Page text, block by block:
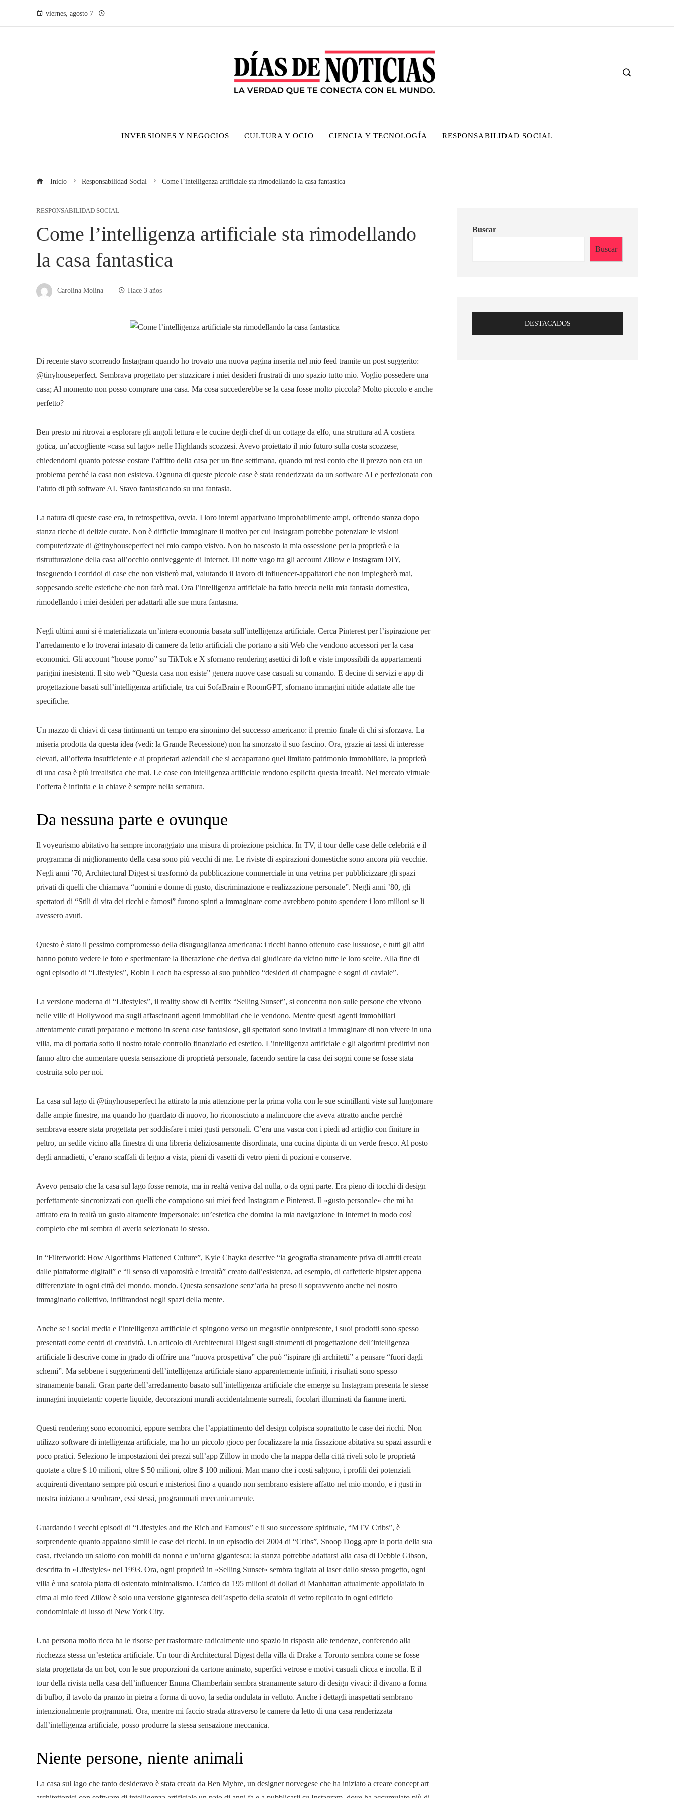
viernes, agosto 7
INVERSIONES Y NEGOCIOS CULTURA Y OCIO CIENCIA Y TECNOLOGÍA RESPONSABILIDAD SOCIAL
Inicio Responsabilidad Social Come l’intelligenza artificiale sta rimodellando la casa fantastica
RESPONSABILIDAD SOCIAL
Come l’intelligenza artificiale sta rimodellando
la casa fantastica
Carolina Molina Hace 3 años
Di recente stavo scorrendo Instagram quando ho trovato una nuova pagina inserita nel mio feed tramite un post suggerito:
@tinyhouseperfect. Sembrava progettato per stuzzicare i miei desideri frustrati di uno spazio tutto mio. Voglio possedere una
casa; Al momento non posso comprare una casa. Ma cosa succederebbe se la casa fosse molto piccola? Molto piccolo e anche
perfetto?
Ben presto mi ritrovai a esplorare gli angoli lettura e le cucine degli chef di un cottage da elfo, una struttura ad A costiera
gotica, un’accogliente «casa sul lago» nelle Highlands scozzesi. Avevo proiettato il mio futuro sulla costa scozzese,
chiedendomi quanto potesse costare l’affitto della casa per un fine settimana, quando mi resi conto che il prezzo non era un
problema perché la casa non esisteva. Ognuna di queste piccole case è stata renderizzata da un software AI e perfezionata con
l’aiuto di più software AI. Stavo fantasticando su una fantasia.
La natura di queste case era, in retrospettiva, ovvia. I loro interni apparivano improbabilmente ampi, offrendo stanza dopo
stanza ricche di delizie curate. Non è difficile immaginare il motivo per cui Instagram potrebbe potenziare le visioni
computerizzate di @tinyhouseperfect nel mio campo visivo. Non ho nascosto la mia ossessione per la proprietà e la
ristrutturazione della casa all’occhio onniveggente di Internet. Di notte vago tra gli account Zillow e Instagram DIY,
inseguendo i corridoi di case che non visiterò mai, valutando il lavoro di influencer-appaltatori che non impiegherò mai,
soppesando scelte estetiche che non farò mai. Ora l’intelligenza artificiale ha fatto breccia nella mia fantasia domestica,
rimodellando i miei desideri per adattarli alle sue mura fantasma.
Negli ultimi anni si è materializzata un’intera economia basata sull’intelligenza artificiale. Cerca Pinterest per l’ispirazione per
l’arredamento e lo troverai intasato di camere da letto artificiali che portano a siti Web che vendono accessori per la casa
economici. Gli account “house porno” su TikTok e X sfornano rendering asettici di loft e viste impossibili da appartamenti
parigini inesistenti. Il sito web “Questa casa non esiste” genera nuove case casuali su comando. E decine di servizi e app di
progettazione basati sull’intelligenza artificiale, tra cui SofaBrain e RoomGPT, sfornano immagini nitide adattate alle tue
specifiche.
Un mazzo di chiavi di casa tintinnanti un tempo era sinonimo del successo americano: il premio finale di chi si sforzava. La
miseria prodotta da questa idea (vedi: la Grande Recessione) non ha smorzato il suo fascino. Ora, grazie ai tassi di interesse
elevati, all’offerta insufficiente e ai proprietari aziendali che si accaparrano quel limitato patrimonio immobiliare, la proprietà
di una casa è più irrealistica che mai. Le case con intelligenza artificiale rendono esplicita questa irrealtà. Nel mercato virtuale
l’offerta è infinita e la chiave è sempre nella serratura.
Da nessuna parte e ovunque
Il voyeurismo abitativo ha sempre incoraggiato una misura di proiezione psichica. In TV, il tour delle case delle celebrità e il
programma di miglioramento della casa sono più vecchi di me. Le riviste di aspirazioni domestiche sono ancora più vecchie.
Negli anni ’70, Architectural Digest si trasformò da pubblicazione commerciale in una vetrina per pubblicizzare gli spazi
privati ​​di quelli che chiamava “uomini e donne di gusto, discriminazione e realizzazione personale”. Negli anni ’80, gli
spettatori di “Stili di vita dei ricchi e famosi” furono spinti a immaginare come avrebbero potuto spendere i loro milioni se li
avessero avuti.
Questo è stato il pessimo compromesso della disuguaglianza americana: i ricchi hanno ottenuto case lussuose, e tutti gli altri
hanno potuto vedere le foto e sperimentare la liberazione che deriva dal giudicare da vicino tutte le loro scelte. Alla fine di
ogni episodio di “Lifestyles”, Robin Leach ha espresso al suo pubblico “desideri di champagne e sogni di caviale”.
La versione moderna di “Lifestyles”, il reality show di Netflix “Selling Sunset”, si concentra non sulle persone che vivono
nelle ville di Hollywood ma sugli affascinanti agenti immobiliari che le vendono. Mentre questi agenti immobiliari
attentamente curati preparano e mettono in scena case fantasiose, gli spettatori sono invitati a immaginare di non vivere in una
villa, ma di portarla sotto il nostro totale controllo finanziario ed estetico. L’intelligenza artificiale e gli algoritmi predittivi non
fanno altro che aumentare questa sensazione di proprietà personale, facendo sentire la casa dei sogni come se fosse stata
costruita solo per noi.
La casa sul lago di @tinyhouseperfect ha attirato la mia attenzione per la prima volta con le sue scintillanti viste sul lungomare
dalle ampie finestre, ma quando ho guardato di nuovo, ho riconosciuto a malincuore che aveva attratto anche perché
sembrava essere stata progettata per soddisfare i miei gusti personali. C’era una vasca con i piedi ad artiglio con finiture in
peltro, un sedile vicino alla finestra di una libreria deliziosamente disordinata, una cucina dipinta di un verde fresco. Al posto
degli armadietti, c’erano scaffali di legno a vista, pieni di vasetti di vetro pieni di pozioni e conserve.
Avevo pensato che la casa sul lago fosse remota, ma in realtà veniva dal nulla, o da ogni parte. Era pieno di tocchi di design
perfettamente sincronizzati con quelli che compaiono sui miei feed Instagram e Pinterest. Il «gusto personale» che mi ha
attirato era in realtà un gusto altamente impersonale: un’estetica che domina la mia navigazione in Internet in modo così
completo che mi sembra di averla selezionata io stesso.
In “Filterworld: How Algorithms Flattened Culture”, Kyle Chayka descrive “la geografia stranamente priva di attriti creata
dalle piattaforme digitali” e “il senso di vaporosità e irrealtà” creato dall’esistenza, ad esempio, di caffetterie hipster appena
differenziate in ogni città del mondo. mondo. Questa sensazione senz’aria ha preso il sopravvento anche nel nostro
immaginario collettivo, infiltrandosi negli spazi della mente.
Anche se i social media e l’intelligenza artificiale ci spingono verso un megastile onnipresente, i suoi prodotti sono spesso
presentati come centri di creatività. Un articolo di Architectural Digest sugli strumenti di progettazione dell’intelligenza
artificiale li descrive come in grado di offrire una “nuova prospettiva” che può “ispirare gli architetti” a pensare “fuori dagli
schemi”. Ma sebbene i suggerimenti dell’intelligenza artificiale siano apparentemente infiniti, i risultati sono spesso
stranamente banali. Gran parte dell’arredamento basato sull’intelligenza artificiale che emerge su Instagram presenta le stesse
immagini inquietanti: coperte liquide, decorazioni murali accidentalmente surreali, focolari illuminati da fiamme inerti.
Questi rendering sono economici, eppure sembra che l’appiattimento del design colpisca soprattutto le case dei ricchi. Non
utilizzo software di intelligenza artificiale, ma ho un piccolo gioco per focalizzare la mia fissazione abitativa su spazi assurdi e
poco pratici. Seleziono le impostazioni dei prezzi sull’app Zillow in modo che la mappa della città riveli solo le proprietà
quotate a oltre $ 10 milioni, oltre $ 50 milioni, oltre $ 100 milioni. Man mano che i costi salgono, i profili dei potenziali
acquirenti diventano sempre più oscuri e misteriosi fino a quando non sembrano esistere affatto nel mio mondo, e i gusti in
mostra iniziano a sembrare, essi stessi, programmati meccanicamente.
Guardando i vecchi episodi di “Lifestyles and the Rich and Famous” e il suo successore spirituale, “MTV Cribs”, è
sorprendente quanto appaiano simili le case dei ricchi. In un episodio del 2004 di “Cribs”, Snoop Dogg apre la porta della sua
casa, rivelando un salotto con mobili da nonna e un’urna gigantesca; la stanza potrebbe adattarsi alla casa di Debbie Gibson,
descritta in «Lifestyles» nel 1993. Ora, ogni proprietà in «Selling Sunset» sembra tagliata al laser dallo stesso progetto, ogni
villa è una scatola piatta di ostentato minimalismo. L’attico da 195 milioni di dollari di Manhattan attualmente appollaiato in
cima al mio feed Zillow è solo una versione gigantesca dell’aspetto della scatola di vetro replicato in ogni edificio
condominiale di lusso di New York City.
Una persona molto ricca ha le risorse per trasformare radicalmente uno spazio in risposta alle tendenze, conferendo alla
ricchezza stessa un’estetica artificiale. Un tour di Architectural Digest della villa di Drake a Toronto sembra come se fosse
stata progettata da un bot, con le sue proporzioni da cartone animato, superfici vetrose e motivi casuali clicca e incolla. E il
tour della rivista nella casa dell’influencer Emma Chamberlain sembra stranamente saturo di design vivaci: il divano a forma
di bulbo, il tavolo da pranzo in pietra a forma di uovo, la sedia ondulata in velluto. Anche i dettagli inaspettati sembrano
intenzionalmente programmati. Ora, mentre mi faccio strada attraverso le camere da letto di una casa renderizzata
dall’intelligenza artificiale, posso produrre la stessa sensazione meccanica.
Niente persone, niente animali
La casa sul lago che tanto desideravo è stata creata da Ben Myhre, un designer norvegese che ha iniziato a creare concept art
Buscar
Buscar
DESTACADOS